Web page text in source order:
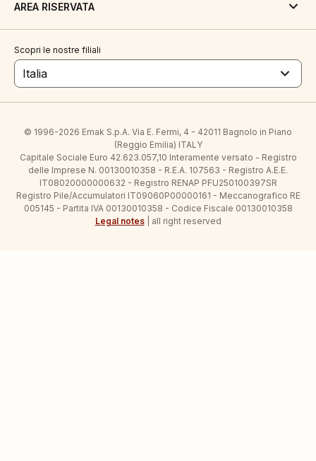
AREA RISERVATA
Scopri le nostre filiali
Italia
© 1996-2026 Emak S.p.A. Via E. Fermi, 4 - 42011 Bagnolo in Piano
(Reggio Emilia) ITALY
Capitale Sociale Euro 42.623.057,10 Interamente versato - Registro
delle Imprese N. 00130010358 - R.E.A. 107563 - Registro A.E.E.
IT08020000000632 - Registro RENAP PFU250100397SR
Registro Pile/Accumulatori IT09060P00000161 - Meccanografico RE
005145 - Partita IVA 00130010358 - Codice Fiscale 00130010358
Legal notes| all right reserved